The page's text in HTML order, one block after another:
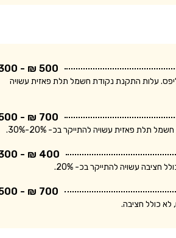
500 ₪ - 300 ₪
תופסני פלסטיק או קליפס. עלות התקנת נקודת חשמל תלת פאזית עשויה
700 ₪ - 500 ₪
400 ₪ - 300 ₪
700 ₪ - 500 ₪
כולל חציבה.